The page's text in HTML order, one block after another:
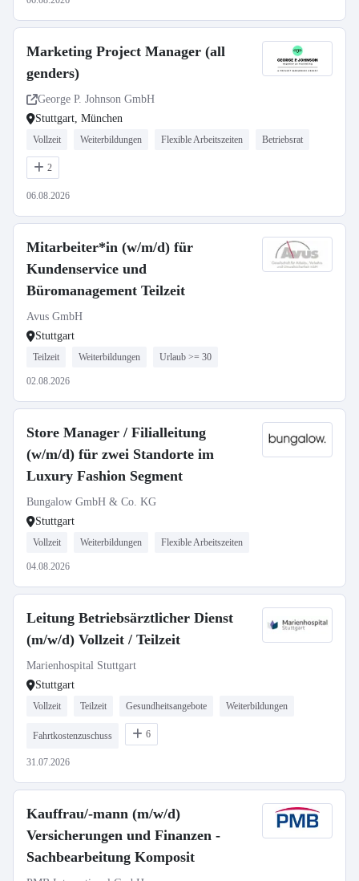
Marketing Project Manager (all
genders)
George P. Johnson GmbH
Stuttgart, München
Vollzeit Weiterbildungen Flexible Arbeitszeiten Betriebsrat
2
06.08.2026
Mitarbeiter*in (w/m/d) für
Kundenservice und
Büromanagement Teilzeit
Avus GmbH
Stuttgart
Teilzeit Weiterbildungen Urlaub >= 30
02.08.2026
Store Manager / Filialleitung
(w/m/d) für zwei Standorte im
Luxury Fashion Segment
Bungalow GmbH & Co. KG
Stuttgart
Vollzeit Weiterbildungen Flexible Arbeitszeiten
04.08.2026
Leitung Betriebsärztlicher Dienst
(m/w/d) Vollzeit / Teilzeit
Marienhospital Stuttgart
Stuttgart
Vollzeit Teilzeit Gesundheitsangebote Weiterbildungen
Fahrtkostenzuschuss 6
31.07.2026
Kauffrau/-mann (m/w/d)
Versicherungen und Finanzen -
Sachbearbeitung Komposit